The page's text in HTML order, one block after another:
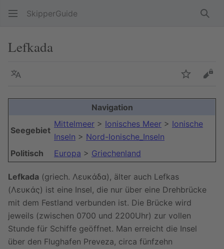
SkipperGuide
Lefkada
Sprache
Navigation
Seegebiet
Mittelmeer > Ionisches Meer > Ionische
Inseln > Nord-Ionische_Inseln
Politisch
Europa > Griechenland
Lefkada (griech. Λευκάδα), älter auch Lefkas
(Λευκάς) ist eine Insel, die nur über eine Drehbrücke
mit dem Festland verbunden ist. Die Brücke wird
jeweils (zwischen 0700 und 2200Uhr) zur vollen
Stunde für Schiffe geöffnet. Man erreicht die Insel
über den Flughafen Preveza, circa fünfzehn